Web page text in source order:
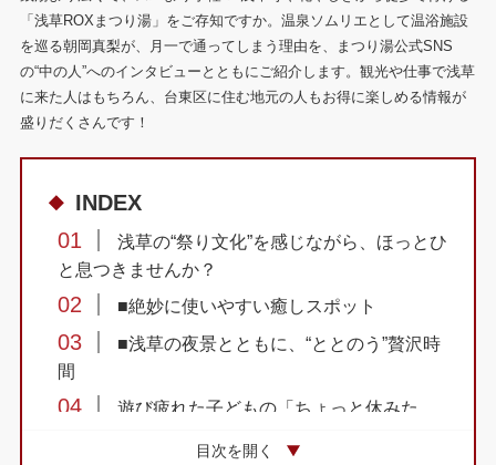
「浅草ROXまつり湯」をご存知ですか。温泉ソムリエとして温浴施設
を巡る朝岡真梨が、月一で通ってしまう理由を、まつり湯公式SNS
の“中の人”へのインタビューとともにご紹介します。観光や仕事で浅草
に来た人はもちろん、台東区に住む地元の人もお得に楽しめる情報が
盛りだくさんです！
INDEX
01
浅草の“祭り文化”を感じながら、ほっとひ
と息つきませんか？
02 ■絶妙に使いやすい癒しスポット
03
■浅草の夜景とともに、“ととのう”贅沢時
間
04
遊び疲れた子どもの「ちょっと休みた
目次を開く